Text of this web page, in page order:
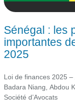
Sénégal : les
importantes
2025
Loi de finances 2025
Badara Niang Abdou
Société d’Avocats